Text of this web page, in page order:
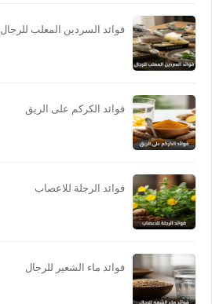
فوائد السردين المعلب للرجال
فوائد الكركم على الريق
فوائد الرجلة للاعصاب
فوائد ماء الشعير للرجال